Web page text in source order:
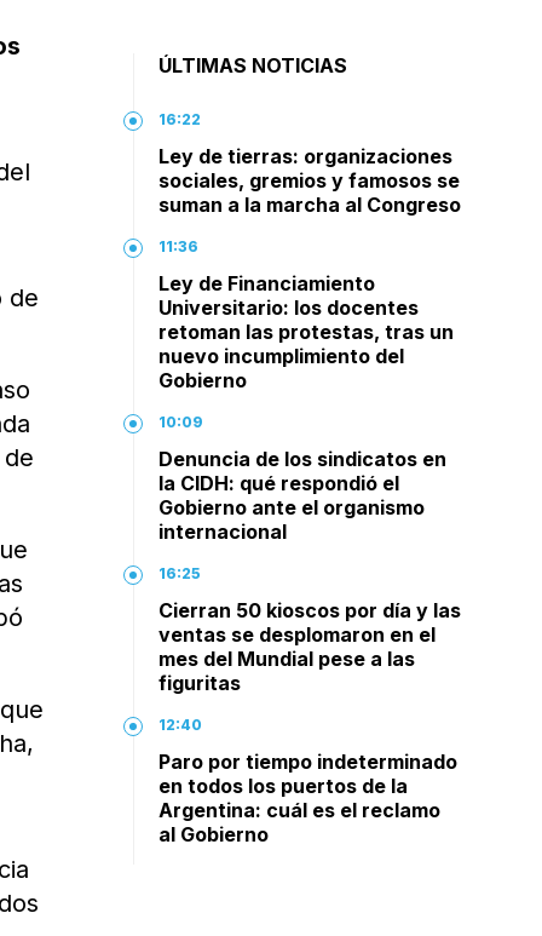
de
ÚLTIMAS NOTICIAS
16:22
Ley de tierras: organizaciones
sociales, gremios y famosos se
suman a la marcha al Congreso
11:36
Ley de Financiamiento
Universitario: los docentes
retoman las protestas, tras un
nuevo incumplimiento del
Gobierno
10:09
Denuncia de los sindicatos en
la CIDH: qué respondió el
Gobierno ante el organismo
internacional
16:25
Cierran 50 kioscos por día y las
ventas se desplomaron en el
mes del Mundial pese a las
figuritas
12:40
Paro por tiempo indeterminado
en todos los puertos de la
Argentina: cuál es el reclamo
al Gobierno